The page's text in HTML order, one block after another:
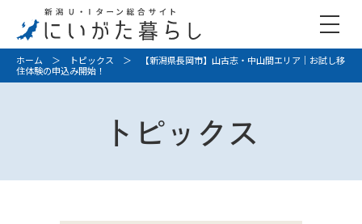
ホーム ＞ トピックス ＞ 【新潟県長岡市】山古志・中山間エリア｜お試し移
住体験の申込み開始！
トピックス